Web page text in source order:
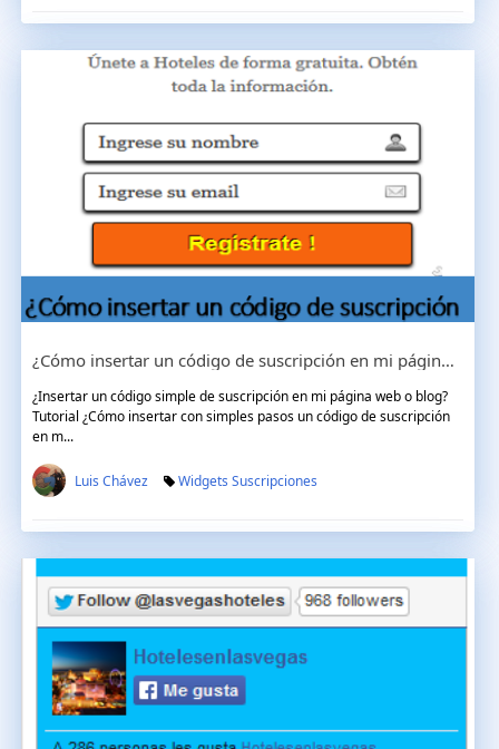
¿Cómo insertar un código de suscripción en mi página web?
¿Insertar un código simple de suscripción en mi página web o blog?
Tutorial ¿Cómo insertar con simples pasos un código de suscripción
en m...
Luis Chávez Widgets Suscripciones